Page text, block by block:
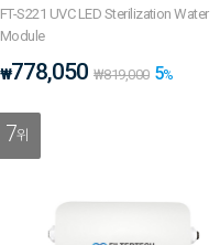
FT-S221 UVC LED Sterilization Water
Module
₩778,050 ₩819,000 5%
7위